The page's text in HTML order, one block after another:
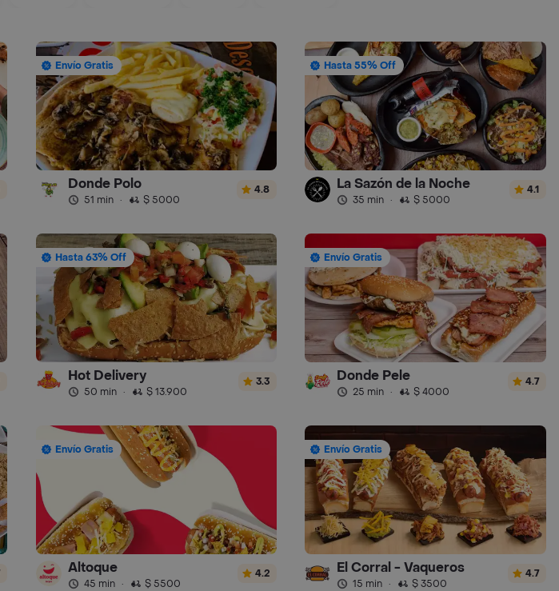
Envío Gratis
Donde Polo
51 min · $ 5000
4.8
Hasta 55% Off
La Sazón de la Noche
35 min · $ 5000
4.1
Hasta 63% Off
Hot Delivery
50 min · $ 13.900
3.3
Envío Gratis
Donde Pele
25 min · $ 4000
4.7
Envío Gratis
Altoque
45 min · $ 5500
4.2
Envío Gratis
El Corral - Vaqueros
15 min · $ 3500
4.7